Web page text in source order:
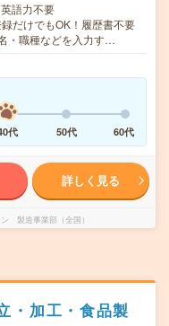
語力不要
だけでもOK！履歴書不要
・職種などを入力す…
代 50代 60代
詳しく見る
製造事業部（全国）
・加工・食品製